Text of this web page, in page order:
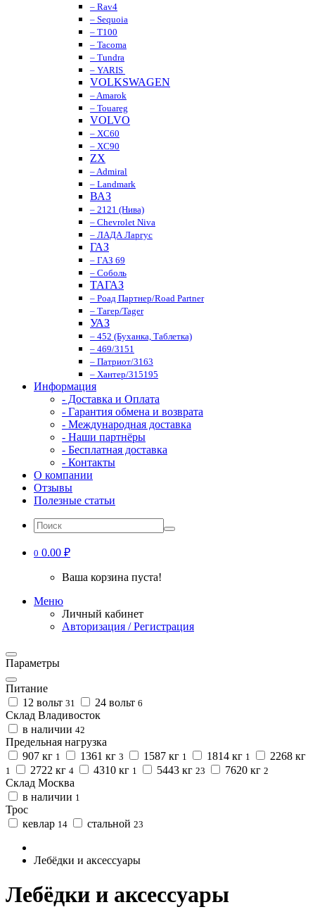
– Rav4
– Sequoia
– T100
– Tacoma
– Tundra
– YARIS
VOLKSWAGEN
– Amarok
– Touareg
VOLVO
– XC60
– XC90
ZX
– Admiral
– Landmark
ВАЗ
– 2121 (Нива)
– Chevrolet Niva
– ЛАДА Ларгус
ГАЗ
– ГАЗ 69
– Соболь
ТАГАЗ
– Роад Партнер/Road Partner
– Тагер/Tager
УАЗ
– 452 (Буханка, Таблетка)
– 469/3151
– Патриот/3163
– Хантер/315195
Информация
- Доставка и Оплата
- Гарантия обмена и возврата
- Международная доставка
- Наши партнёры
- Бесплатная доставка
- Контакты
О компании
Отзывы
Полезные статьи
0 0.00 ₽
Ваша корзина пуста!
Меню
Личный кабинет
Авторизация / Регистрация
Параметры
Питание
12 вольт 31 24 вольт 6
Склад Владивосток
в наличии 42
Предельная нагрузка
907 кг 1 1361 кг 3 1587 кг 1 1814 кг 1 2268 кг
1 2722 кг 4 4310 кг 1 5443 кг 23 7620 кг 2
Склад Москва
в наличии 1
Трос
кевлар 14 стальной 23
Лебёдки и аксессуары
Лебёдки и аксессуары